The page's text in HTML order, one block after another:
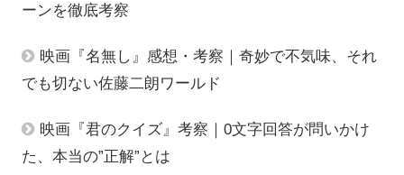
ーンを徹底考察
映画『名無し』感想・考察｜奇妙で不気味、それ
でも切ない佐藤二朗ワールド
映画『君のクイズ』考察｜0文字回答が問いかけ
た、本当の”正解”とは